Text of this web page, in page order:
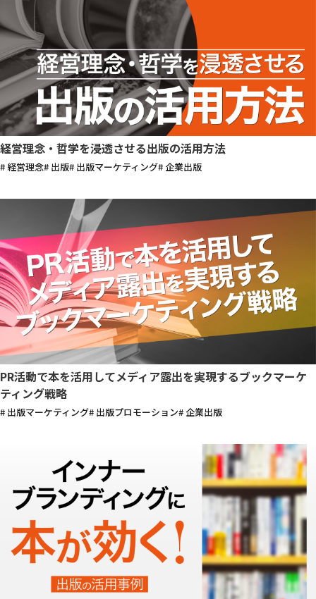
経営理念・哲学を浸透させる出版の活用方法
# 経営理念# 出版# 出版マーケティング# 企業出版
PR活動で本を活用してメディア露出を実現するブックマーケ
ティング戦略
# 出版マーケティング# 出版プロモーション# 企業出版